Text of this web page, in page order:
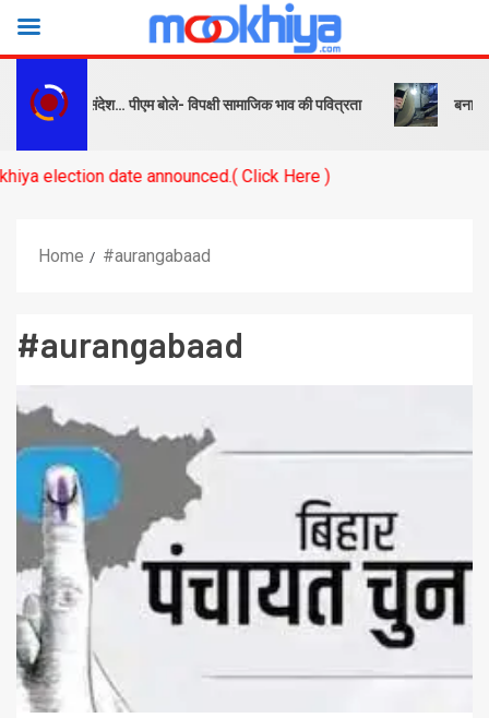
सबक और संदेश… पीएम बोले- विपक्षी सामाजिक भाव की पवित्रता बनारस
date announced.( Click Here )
Home #aurangabaad
#aurangabaad